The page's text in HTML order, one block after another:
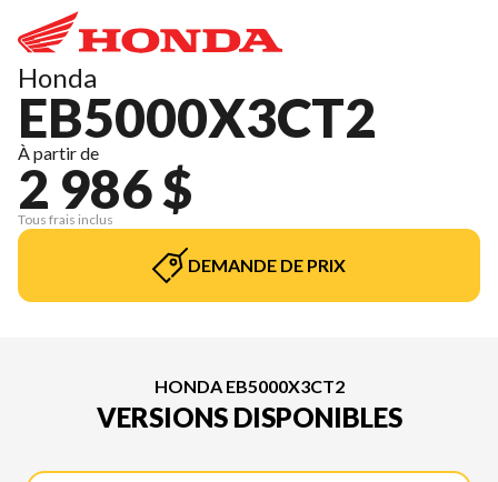
Honda
EB5000X3CT2
À partir de
2 986 $
Tous frais inclus
DEMANDE DE PRIX
HONDA EB5000X3CT2
VERSIONS DISPONIBLES